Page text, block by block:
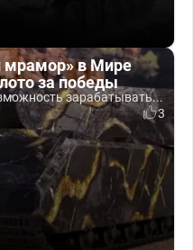
мрамор» в Мире
за победы
зарабатывать...
3